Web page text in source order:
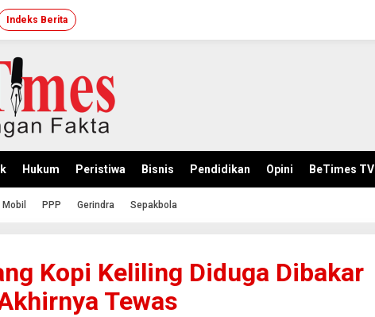
Indeks Berita
Hukum Peristiwa Bisnis Pendidikan Opini BeTimes TV
Mobil PPP Gerindra Sepakbola
Kopi Keliling Diduga Dibakar
Tewas